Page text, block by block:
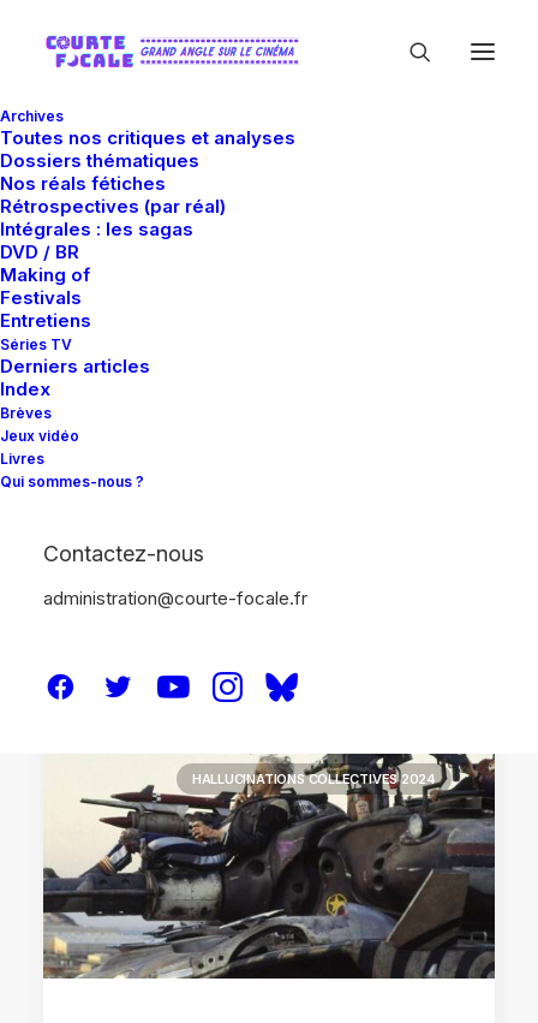
Archives
Toutes nos critiques et analyses
Dossiers thématiques
Nos réals fétiches
Rétrospectives (par réal)
Intégrales : les sagas
DVD / BR
Making of
Festivals
Entretiens
Séries TV
Derniers articles
Index
Brèves
Jeux vidéo
Livres
Qui sommes-nous ?
Contactez-nous
administration@courte-focale.fr
HALLUCINATIONS COLLECTIVES 2024